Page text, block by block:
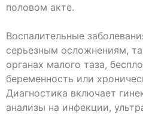
половом акте.
Воспалительные
серьезным осложнениям,
органах малого таза,
беременность или
Диагностика включает
анализы на инфекции,